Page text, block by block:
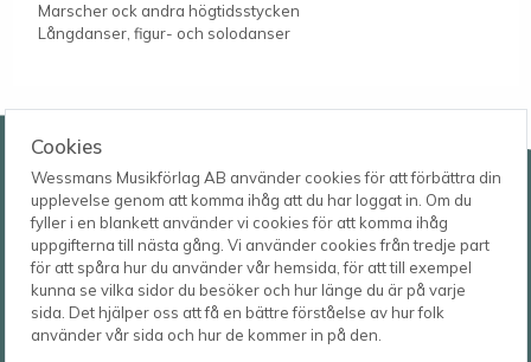
Cookies
Wessmans Musikförlag AB använder cookies för att förbättra din
upplevelse genom att komma ihåg att du har loggat in. Om du
fyller i en blankett använder vi cookies för att komma ihåg
uppgifterna till nästa gång. Vi använder cookies från tredje part
för att spåra hur du använder vår hemsida, för att till exempel
kunna se vilka sidor du besöker och hur länge du är på varje
sida. Det hjälper oss att få en bättre förståelse av hur folk
använder vår sida och hur de kommer in på den.
Marscher ock andra högtidsstycken
Långdanser, figur- och solodanser
Wessmans Musikförlag AB
Leverans- och besöksadress
Bingebygatan 11 B
621 41 VISBY
Postadress
Box 1253
621 23 VISBY
Telefon
0498-22 61 32
E-post
order@wessmans.com